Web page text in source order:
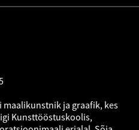
ja graafik, kes
Kunsttööstuskoolis,